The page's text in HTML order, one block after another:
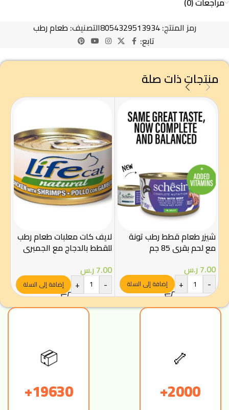
رمز المنتج:8054329513934التصنيف: طعام رطب
تابع:
منتجات ذات صلة
شيزر طعام قطط رطب تونة
مع لحم بقري 85 جم
7.00ر.س
-
+ إضافة إلى السلة
لايف كات معلبات طعام رطب
للقطط بالدجاج مع الجمبري
7.00ر.س
-
+ إضافة إلى السلة
🦴
2000+
📦
19630+